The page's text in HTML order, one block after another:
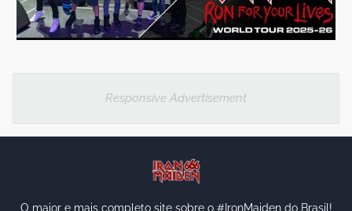
Responsive Advertisement
O maior e mais completo site sobre o #IronMaiden do Brasil!